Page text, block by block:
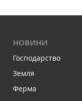
НОВИНИ
Господарство
Земля
Ферма